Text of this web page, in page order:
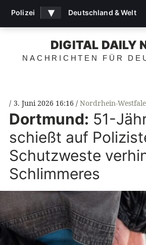
DIGITAL DAILY
NACHRICHTEN FÜR
3. Juni 2026 16:16 Nordrhein-
Dortmund: 51-
schießt auf
Schutzweste
Schlimmeres
Polizei ▾ Deutschland & Welt